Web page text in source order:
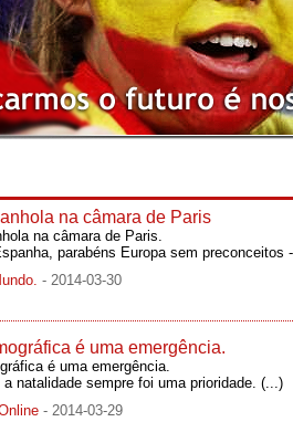
na câmara de Paris
na câmara de Paris.
parabéns Europa sem preconceitos
- 2014-03-30
é uma emergência.
é uma emergência.
natalidade sempre foi uma prioridade. (...)
- 2014-03-29